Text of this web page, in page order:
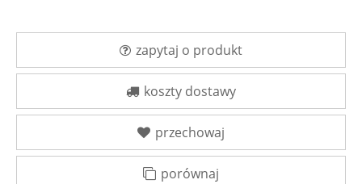
zapytaj o produkt
koszty dostawy
przechowaj
porównaj